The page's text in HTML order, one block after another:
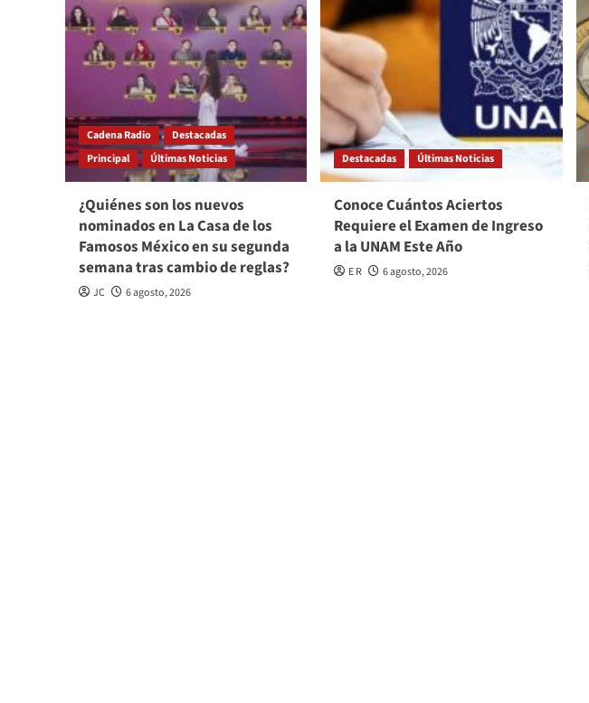
Cadena Radio
Destacadas
Principal
Últimas Noticias
¿Quiénes son los nuevos
nominados en La Casa de los
Famosos México en su segunda
semana tras cambio de reglas?
JC 6 agosto, 2026
Destacadas Últimas Noticias
Conoce Cuántos Aciertos
Requiere el Examen de Ingreso
a la UNAM Este Año
E R 6 agosto, 2026